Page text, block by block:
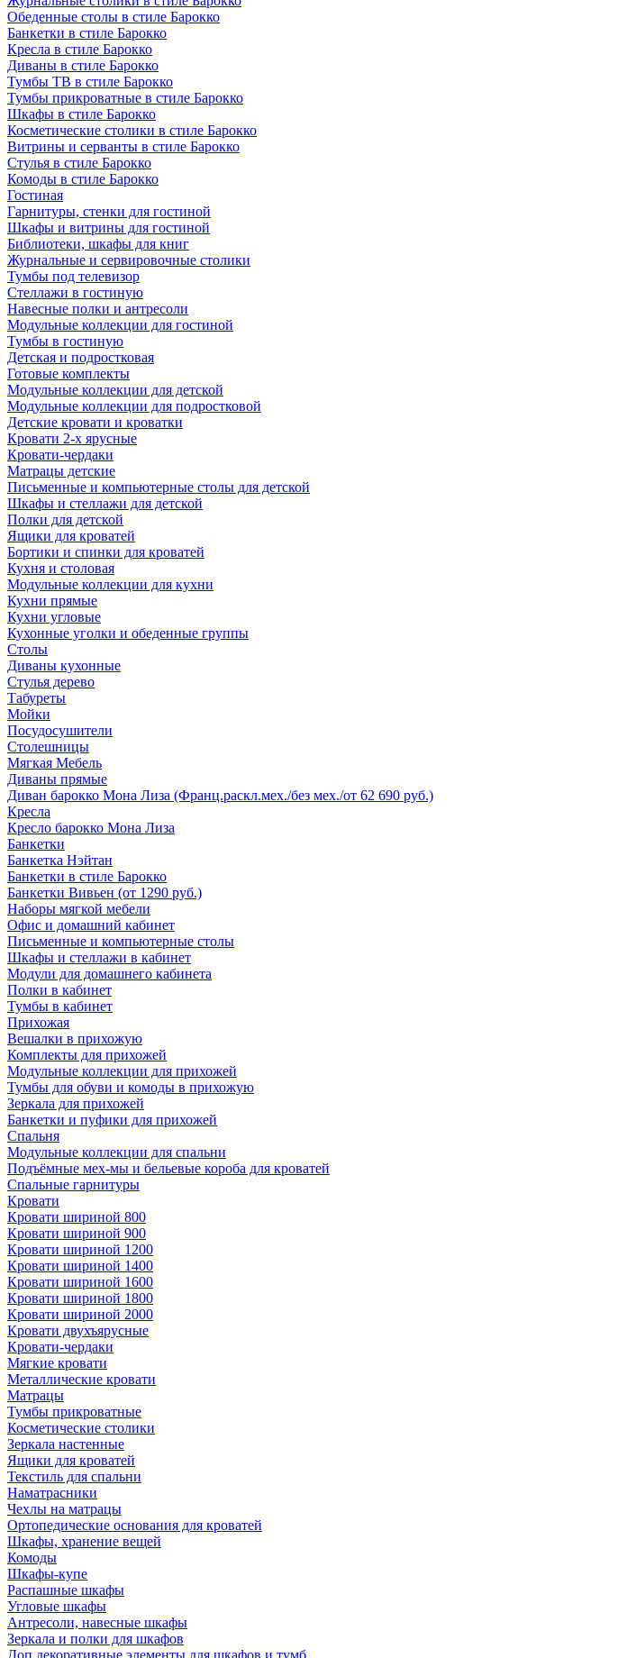
Обеденные столы в стиле Барокко
Банкетки в стиле Барокко
Кресла в стиле Барокко
Диваны в стиле Барокко
Тумбы ТВ в стиле Барокко
Тумбы прикроватные в стиле Барокко
Шкафы в стиле Барокко
Косметические столики в стиле Барокко
Витрины и серванты в стиле Барокко
Стулья в стиле Барокко
Комоды в стиле Барокко
Гостиная
Гарнитуры, стенки для гостиной
Шкафы и витрины для гостиной
Библиотеки, шкафы для книг
Журнальные и сервировочные столики
Тумбы под телевизор
Стеллажи в гостиную
Навесные полки и антресоли
Модульные коллекции для гостиной
Тумбы в гостиную
Детская и подростковая
Готовые комплекты
Модульные коллекции для детской
Модульные коллекции для подростковой
Детские кровати и кроватки
Кровати 2-х ярусные
Кровати-чердаки
Матрацы детские
Письменные и компьютерные столы для детской
Шкафы и стеллажи для детской
Полки для детской
Ящики для кроватей
Бортики и спинки для кроватей
Кухня и столовая
Модульные коллекции для кухни
Кухни прямые
Кухни угловые
Кухонные уголки и обеденные группы
Столы
Диваны кухонные
Стулья дерево
Табуреты
Мойки
Посудосушители
Столешницы
Мягкая Мебель
Диваны прямые
Диван барокко Мона Лиза (Франц.раскл.мех./без мех./от 62 690 руб.)
Кресла
Кресло барокко Мона Лиза
Банкетки
Банкетка Нэйтан
Банкетки в стиле Барокко
Банкетки Вивьен (от 1290 руб.)
Наборы мягкой мебели
Офис и домашний кабинет
Письменные и компьютерные столы
Шкафы и стеллажи в кабинет
Модули для домашнего кабинета
Полки в кабинет
Тумбы в кабинет
Прихожая
Вешалки в прихожую
Комплекты для прихожей
Модульные коллекции для прихожей
Тумбы для обуви и комоды в прихожую
Зеркала для прихожей
Банкетки и пуфики для прихожей
Спальня
Модульные коллекции для спальни
Подъёмные мех-мы и бельевые короба для кроватей
Спальные гарнитуры
Кровати
Кровати шириной 800
Кровати шириной 900
Кровати шириной 1200
Кровати шириной 1400
Кровати шириной 1600
Кровати шириной 1800
Кровати шириной 2000
Кровати двухъярусные
Кровати-чердаки
Мягкие кровати
Металлические кровати
Матрацы
Тумбы прикроватные
Косметические столики
Зеркала настенные
Ящики для кроватей
Текстиль для спальни
Наматрасники
Чехлы на матрацы
Ортопедические основания для кроватей
Шкафы, хранение вещей
Комоды
Шкафы-купе
Распашные шкафы
Угловые шкафы
Антресоли, навесные шкафы
Зеркала и полки для шкафов
Доп.декоративные элементы для шкафов и тумб